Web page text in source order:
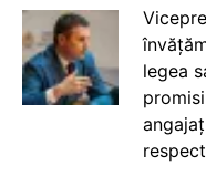
legea